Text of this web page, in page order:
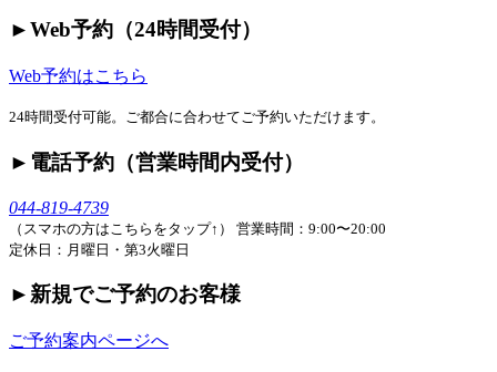
►︎Web予約（24時間受付）
Web予約はこちら
24時間受付可能。ご都合に合わせてご予約いただけます。
►︎電話予約（営業時間内受付）
044-819-4739
（スマホの方はこちらをタップ↑）
営業時間：9:00〜20:00
定休日：月曜日・第3火曜日
►︎新規でご予約のお客様
ご予約案内ページへ